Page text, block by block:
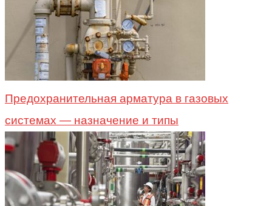
Предохранительная арматура в газовых
системах — назначение и типы